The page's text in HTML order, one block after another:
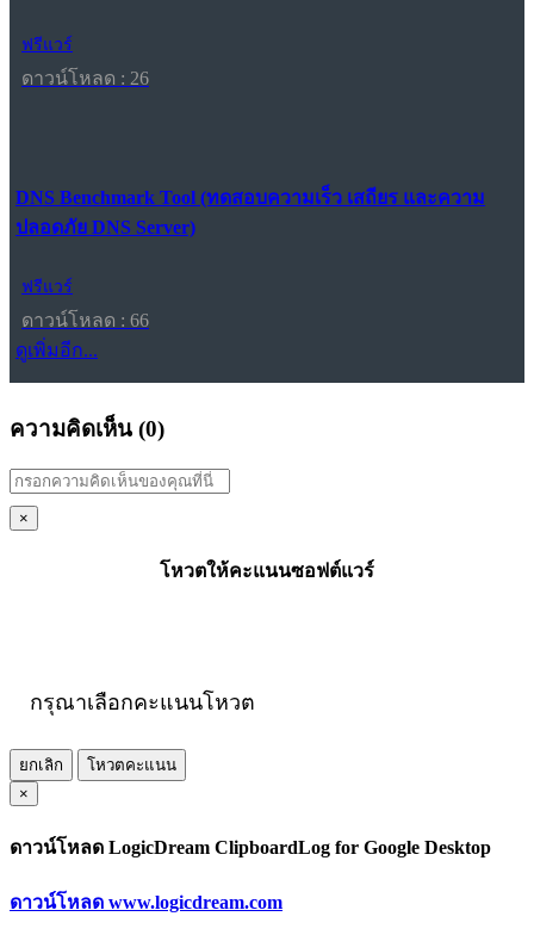
ฟรีแวร์
ดาวน์โหลด : 26
DNS Benchmark Tool (ทดสอบความเร็ว เสถียร และความ
ปลอดภัย DNS Server)
ฟรีแวร์
ดาวน์โหลด : 66
ดูเพิ่มอีก...
ความคิดเห็น (0)
×
โหวตให้คะแนนซอฟต์แวร์
กรุณาเลือกคะแนนโหวต
ยกเลิก
โหวตคะแนน
×
ดาวน์โหลด LogicDream ClipboardLog for Google Desktop
ดาวน์โหลด www.logicdream.com